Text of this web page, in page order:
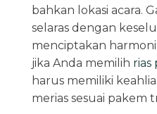
bahkan lokasi acara.
selaras dengan
menciptakan harmoni
jika Anda memilih rias
harus memiliki
merias sesuai pakem